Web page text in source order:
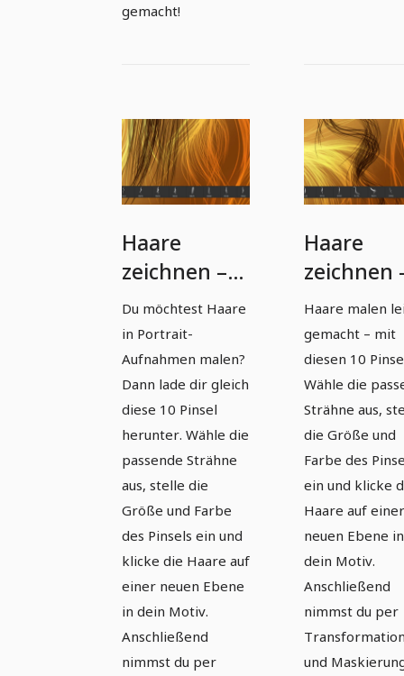
gemacht!
Haare
zeichnen –
10 Pinsel mit
Strähnen
für
Photoshop
und Co
(Version 03)
Du möchtest Haare
in Portrait-
Aufnahmen malen?
Dann lade dir gleich
diese 10 Pinsel
herunter. Wähle die
passende Strähne
aus, stelle die
Größe und Farbe
des Pinsels ein und
klicke die Haare auf
einer neuen Ebene
in dein Motiv.
Anschließend
nimmst du per
Haare
zeichnen
10 Pinsel
Strähnen
für
und Co
(Version
Haare malen
gemacht – mit
diesen 10
Wähle die
Strähne aus,
die Größe und
Farbe des
ein und klicke
Haare auf einer
neuen Ebene in
dein Motiv.
Anschließend
nimmst du per
und